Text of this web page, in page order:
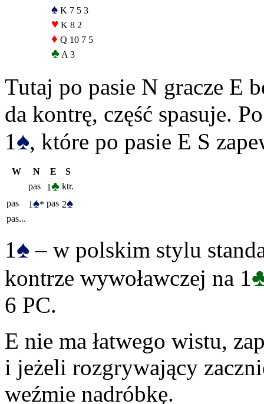
♠ K 7 5 3
♥ K 8 2
♦ Q 10 7 5
♣ A 3
Tutaj po pasie N gracze E
da kontrę, część spasuje.
1 ♠, które po pasie E S
W N E
S
pas
1♣ ktr.
pas
1♠* pas 2♠
pas...
1 ♠ – w polskim stylu
kontrze wywoławczej na 1
6 PC.
E nie ma łatwego wistu,
i jeżeli rozgrywający
weźmie nadróbkę.